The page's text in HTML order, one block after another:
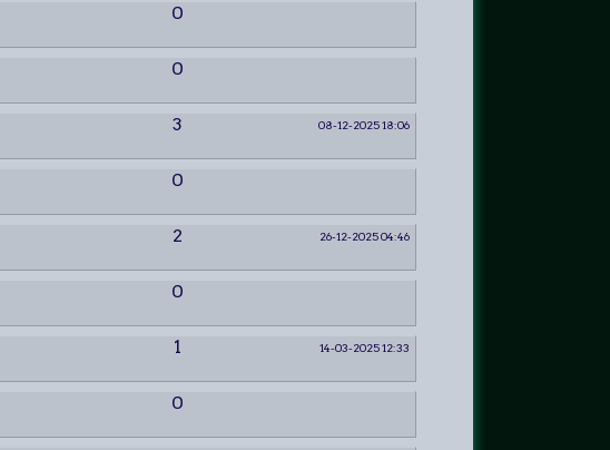
0
0
3
08-12-2025 18:06
0
2
26-12-2025 04:46
0
1
14-03-2025 12:33
0